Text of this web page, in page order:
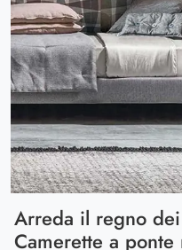
Arreda il regno
Camerette a